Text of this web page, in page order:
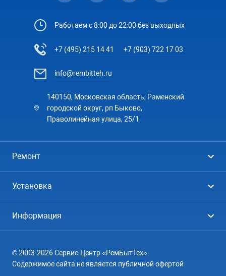
Работаем с 8:00 до 22:00 без выходных
+7 (495) 215 14 41 +7 (903) 722 17 03
info@rembitteh.ru
140150, Московская область, Раменский
городской округ, рп Быково,
Праволинейная улица, 25/1
Ремонт
Посудомоечные машины
Кондиционеры
Установка
Кондиционеры
Информация
География
© 2003-2026 Сервис-Центр «РемБытТех»
Содержимое сайта не является публичной офертой